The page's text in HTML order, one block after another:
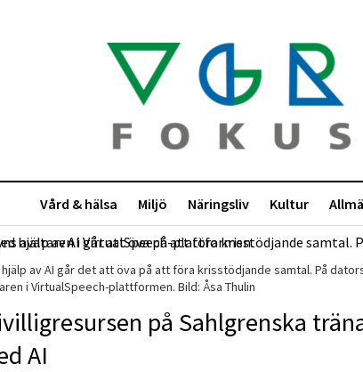
Vård & hälsa Miljö Näringsliv Kultur
av AI går det att öva på att föra krisstödjande samtal. På
i VirtualSpeech-plattformen. Bild: Åsa Thulin
på Sahlgrenska
AI